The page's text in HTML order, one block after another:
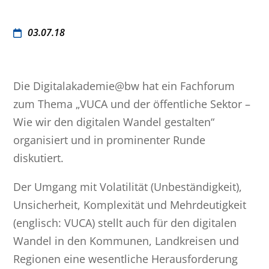
03.07.18
Die Digitalakademie@bw hat ein Fachforum
zum Thema „VUCA und der öffentliche Sektor –
Wie wir den digitalen Wandel gestalten“
organisiert und in prominenter Runde
diskutiert.
Der Umgang mit Volatilität (Unbeständigkeit),
Unsicherheit, Komplexität und Mehrdeutigkeit
(englisch: VUCA) stellt auch für den digitalen
Wandel in den Kommunen, Landkreisen und
Regionen eine wesentliche Herausforderung